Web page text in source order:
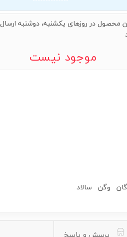
محصول در روزهای یکشنبه، دوشنبه ارسال
موجود نیست
وگن سالاد
پرسش و پاسخ